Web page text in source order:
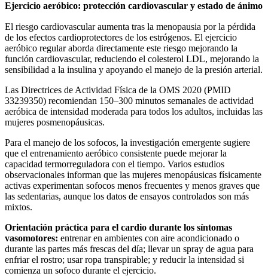
Ejercicio aeróbico: protección cardiovascular y estado de ánimo
El riesgo cardiovascular aumenta tras la menopausia por la pérdida
de los efectos cardioprotectores de los estrógenos. El ejercicio
aeróbico regular aborda directamente este riesgo mejorando la
función cardiovascular, reduciendo el colesterol LDL, mejorando la
sensibilidad a la insulina y apoyando el manejo de la presión arterial.
Las Directrices de Actividad Física de la OMS 2020 (PMID
33239350) recomiendan 150–300 minutos semanales de actividad
aeróbica de intensidad moderada para todos los adultos, incluidas las
mujeres posmenopáusicas.
Para el manejo de los sofocos, la investigación emergente sugiere
que el entrenamiento aeróbico consistente puede mejorar la
capacidad termorreguladora con el tiempo. Varios estudios
observacionales informan que las mujeres menopáusicas físicamente
activas experimentan sofocos menos frecuentes y menos graves que
las sedentarias, aunque los datos de ensayos controlados son más
mixtos.
Orientación práctica para el cardio durante los síntomas
vasomotores: entrenar en ambientes con aire acondicionado o
durante las partes más frescas del día; llevar un spray de agua para
enfriar el rostro; usar ropa transpirable; y reducir la intensidad si
comienza un sofoco durante el ejercicio.